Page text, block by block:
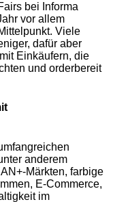
bei Informa
vor allem
Viele
dafür aber
Einkäufern, die
und orderbereit
anderem
Märkten, farbige
E-Commerce,
im